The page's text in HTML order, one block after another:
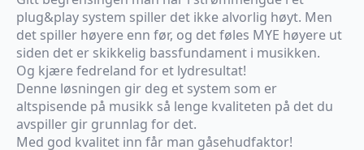
plug&play system spiller det ikke alvorlig høyt. Men
det spiller høyere enn før, og det føles MYE høyere ut
siden det er skikkelig bassfundament i musikken.
Og kjære fedreland for et lydresultat!
Denne løsningen gir deg et system som er
altspisende på musikk så lenge kvaliteten på det du
avspiller gir grunnlag for det.
Med god kvalitet inn får man gåsehudfaktor!